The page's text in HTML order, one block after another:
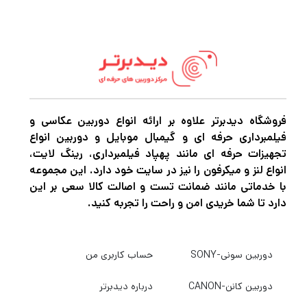
خودکار آرام، روان و سریع را ایجاد می‌کند که
استفاده از این لنز را در موقعیت‌های مختلف
امکان کنترل تمام وقت فوکوس دستی را برای
دقت دقیق با چرخاندن حلقه فوکوس در هر زمان
فراهم می کند.
های حرفه ای و بی نظیر خلق کنید و بهترین نوع
فیلمبرداری را تجربه کنید نیاز به دوربین‌های
فروشگاه دیدبرتر علاوه بر ارائه انواع دوربین عکاسی و
فیلمبرداری حرفه ای و گیمبال موبایل و دوربین انواع
تجهیزات حرفه ای مانند پهپاد فیلمبرداری، رینگ لایت،
انواع لنز و میکرفون را نیز در سایت خود دارد. این مجموعه
با خدماتی مانند ضمانت تست و اصالت کالا سعی بر این
دارد تا شما خریدی امن و راحت را تجربه کنید.
دوربین سونی-SONY
دوربین کانن-CANON
حساب کاربری من
درباره دیدبرتر